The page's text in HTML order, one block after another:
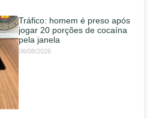
Tráfico: homem é preso após
jogar 20 porções de cocaína
pela janela
06/08/2026